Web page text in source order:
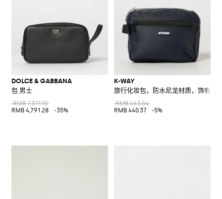
DOLCE & GABBANA
包 男士
RMB 7,371.10
RMB 4,791.28
-35%
K-WAY
旅行化妆包，防水尼龙材质，饰有撞
RMB 463.54
RMB 440.37
-5%